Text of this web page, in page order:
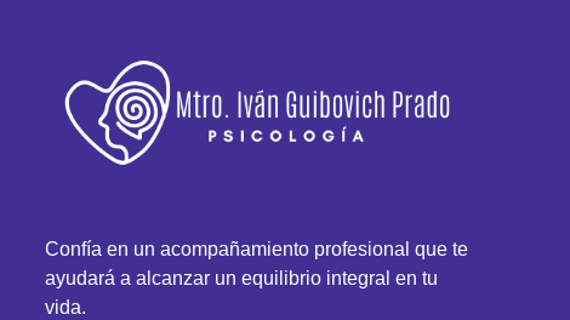
Confía en un acompañamiento profesional que te
ayudará a alcanzar un equilibrio integral en tu
vida.